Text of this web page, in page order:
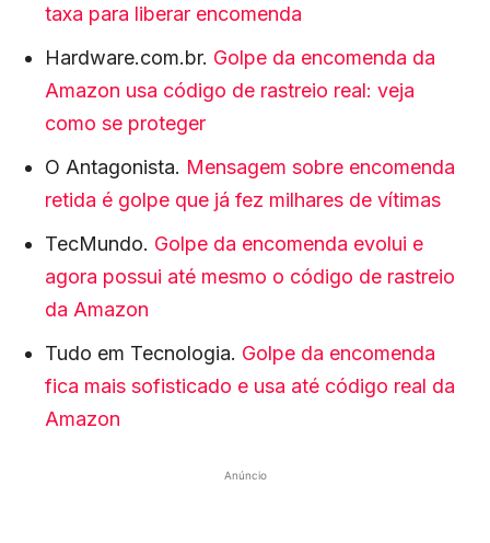
taxa para liberar encomenda
Hardware.com.br. Golpe da encomenda da
Amazon usa código de rastreio real: veja
como se proteger
O Antagonista. Mensagem sobre encomenda
retida é golpe que já fez milhares de vítimas
TecMundo. Golpe da encomenda evolui e
agora possui até mesmo o código de rastreio
da Amazon
Tudo em Tecnologia. Golpe da encomenda
fica mais sofisticado e usa até código real da
Amazon
Anúncio